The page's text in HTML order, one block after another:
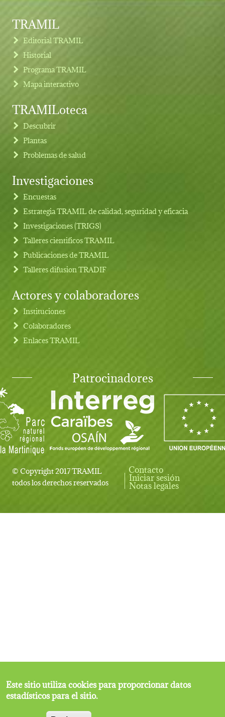
Footer menu
TRAMIL
Editorial TRAMIL
Historial
Programa TRAMIL
Mapa interactivo
TRAMILoteca
Descubrir
Plantas
Problemas de salud
Investigaciones
Encuestas
Estrategia TRAMIL de calidad, seguridad y eficacia
Investigaciones (TRIGS)
Talleres cientificos TRAMIL
Publicaciones de TRAMIL
Talleres difusion TRADIF
Actores y colaboradores
Instituciones
Colaboradores
Enlaces TRAMIL
Patrocinadores
© Copyright 2017 TRAMIL
todos los derechos reservados
User account menu
Contacto
Iniciar sesión
Notas legales
Este sitio utiliza cookies para proporcionar datos
estadísticos para el sitio.